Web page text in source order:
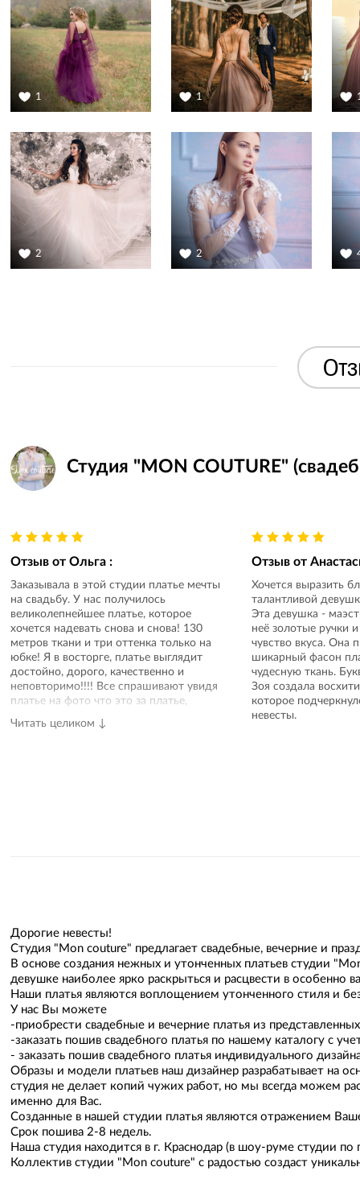
1 1
2 2
Студия "MON COUTURE"
Отзыв от Ольга :
Заказывала в этой студии платье мечты
на свадьбу. У нас получилось
великолепнейшее платье, которое
хочется надевать снова и снова! 130
метров ткани и три оттенка только на
юбке! Я в восторге, платье выглядит
достойно, дорого, качественно и
неповторимо!!!! Все спрашивают увидя
платье на фото что это за платье,
от того, что слышать что его СШИЛИ
Читать целиком ↓
Отзыв от
Хочется выразить
талантливой
Эта девушка -
неё золотые ручки
чувство вкуса. Она
шикарный фасон
чудесную ткань.
Зоя создала
которое
невесты.
Дорогие невесты!
Студия "Mon couture" предлагает свадебные, вечерние и
В основе создания нежных и утонченных платьев студии
девушке наиболее ярко раскрыться и расцвести в особенно
Наши платья являются воплощением утонченного стиля и
У нас Вы можете
-приобрести свадебные и вечерние платья из
-заказать пошив свадебного платья по нашему каталогу с
- заказать пошив свадебного платья индивидуального
Образы и модели платьев наш дизайнер разрабатывает на
студия не делает копий чужих работ, но мы всегда можем
именно для Вас.
Созданные в нашей студии платья являются отражением
Срок пошива 2-8 недель.
Наша студия находится в г. Краснодар (в шоу-руме студии
Коллектив студии "Mon couture" с радостью создаст